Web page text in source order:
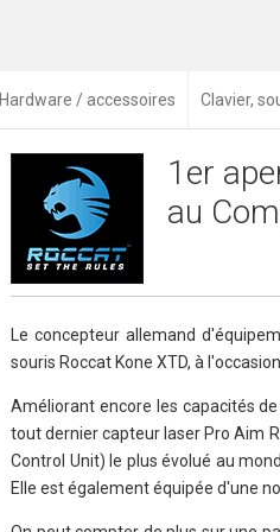
Hardware / accessoires Clavier,
1er
au
Le concepteur allemand
souris Roccat Kone XTD, à
Améliorant encore les capacités
tout dernier capteur laser Pro Aim
Control Unit) le plus évolué au
Elle est également équipée d'une